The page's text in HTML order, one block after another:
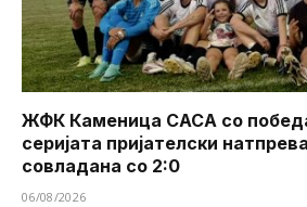
ЖФК Каменица САСА со
серијата пријателски
совладана со 2:0
06/08/2026